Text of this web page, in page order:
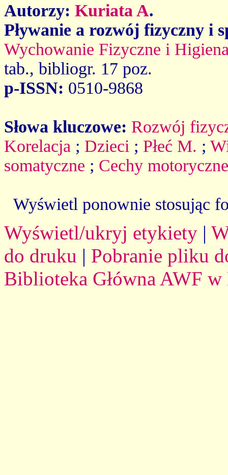
Autorzy: Kuriata A.
Pływanie a rozwój fizyczny i
Wychowanie Fizyczne i
tab., bibliogr. 17 poz.
p-ISSN: 0510-9868
Słowa kluczowe: Rozwój
Korelacja ; Dzieci ; Płeć M. ;
somatyczne ; Cechy motoryczne
Wyświetl ponownie stosując
Wyświetl/ukryj etykiety |
do druku | Pobranie pliku
Biblioteka Główna AWF w